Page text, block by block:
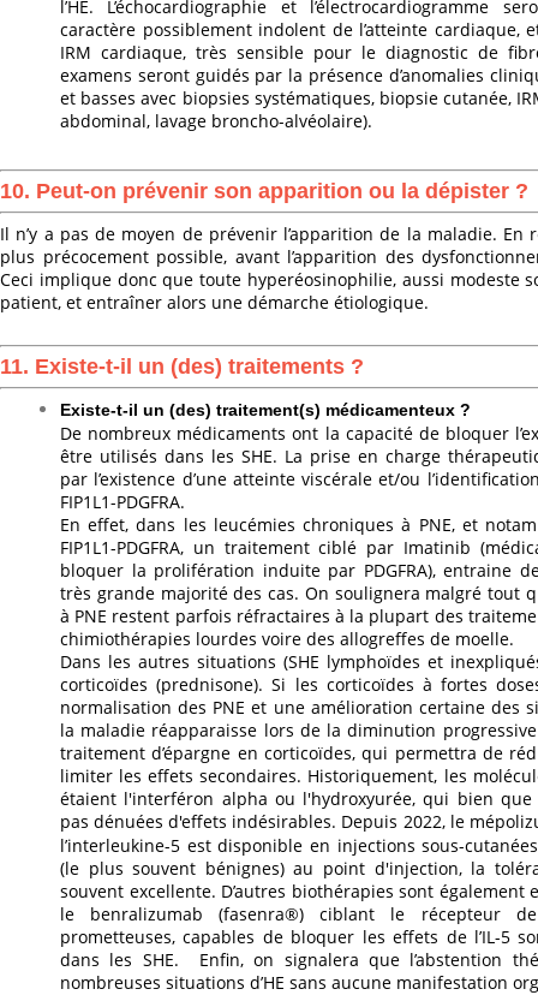
l’HE. L’échocardiographie et l’électrocardiogramme
caractère possiblement indolent de l’atteinte cardiaque,
IRM cardiaque, très sensible pour le diagnostic de
examens seront guidés par la présence d’anomalies
et basses avec biopsies systématiques, biopsie cutanée,
abdominal, lavage broncho-alvéolaire).
10. Peut-on prévenir son apparition ou la dépister ?
Il n’y a pas de moyen de prévenir l’apparition de la maladie. En
plus précocement possible, avant l’apparition des
Ceci implique donc que toute hyperéosinophilie, aussi modeste
patient, et entraîner alors une démarche étiologique.
11. Existe-t-il un (des) traitements ?
Existe-t-il un (des) traitement(s) médicamenteux ?
De nombreux médicaments ont la capacité de bloquer
être utilisés dans les SHE. La prise en charge
par l’existence d’une atteinte viscérale et/ou
FIP1L1-PDGFRA.
En effet, dans les leucémies chroniques à PNE, et
FIP1L1-PDGFRA, un traitement ciblé par Imatinib
bloquer la prolifération induite par PDGFRA), entraine
très grande majorité des cas. On soulignera malgré tout
à PNE restent parfois réfractaires à la plupart des
chimiothérapies lourdes voire des allogreffes de moelle.
Dans les autres situations (SHE lymphoïdes et
corticoïdes (prednisone). Si les corticoïdes à fortes
normalisation des PNE et une amélioration certaine des
la maladie réapparaisse lors de la diminution
traitement d’épargne en corticoïdes, qui permettra de
limiter les effets secondaires. Historiquement, les
étaient l'interféron alpha ou l'hydroxyurée, qui bien
pas dénuées d'effets indésirables. Depuis 2022, le
l’interleukine-5 est disponible en injections sous-
(le plus souvent bénignes) au point d'injection, la
souvent excellente. D’autres biothérapies sont
le benralizumab (fasenra®) ciblant le récepteur
prometteuses, capables de bloquer les effets de l’IL-5
dans les SHE. Enfin, on signalera que l’abstention
nombreuses situations d’HE sans aucune manifestation